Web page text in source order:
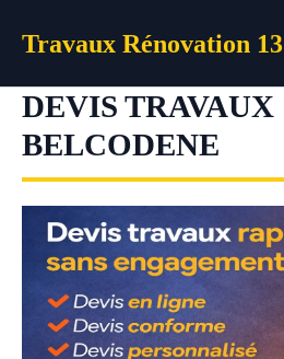
Travaux Rénovation 13
DEVIS TRAVAUX
BELCODENE